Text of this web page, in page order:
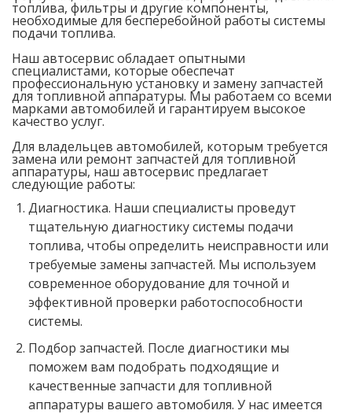
топлива, фильтры и другие компоненты,
необходимые для бесперебойной работы системы
подачи топлива.
Наш автосервис обладает опытными
специалистами, которые обеспечат
профессиональную установку и замену запчастей
для топливной аппаратуры. Мы работаем со всеми
марками автомобилей и гарантируем высокое
качество услуг.
Для владельцев автомобилей, которым требуется
замена или ремонт запчастей для топливной
аппаратуры, наш автосервис предлагает
следующие работы:
Диагностика. Наши специалисты проведут
тщательную диагностику системы подачи
топлива, чтобы определить неисправности или
требуемые замены запчастей. Мы используем
современное оборудование для точной и
эффективной проверки работоспособности
системы.
Подбор запчастей. После диагностики мы
поможем вам подобрать подходящие и
качественные запчасти для топливной
аппаратуры вашего автомобиля. У нас имеется